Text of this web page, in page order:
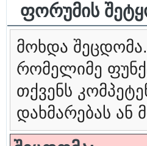
ფორუმის
მოხდა
რომელიმე
თქვენს
დახმარებას ან